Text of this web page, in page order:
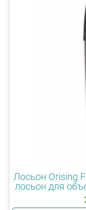
Лосьон Orising
лосьон для